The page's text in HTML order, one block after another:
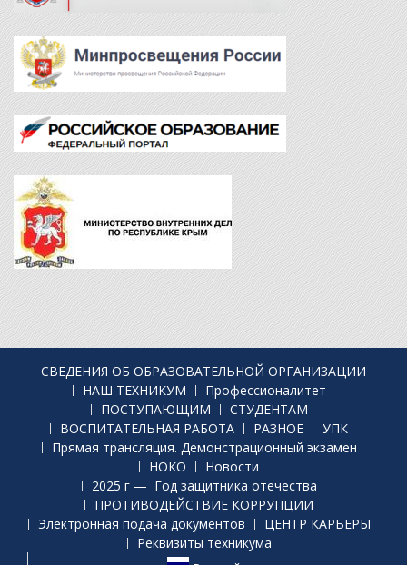
СВЕДЕНИЯ ОБ ОБРАЗОВАТЕЛЬНОЙ ОРГАНИЗАЦИИ
НАШ ТЕХНИКУМ
Профессионалитет
ПОСТУПАЮЩИМ
СТУДЕНТАМ
ВОСПИТАТЕЛЬНАЯ РАБОТА
РАЗНОЕ
УПК
Прямая трансляция. Демонстрационный экзамен
НОКО
Новости
2025 г — Год защитника отечества
ПРОТИВОДЕЙСТВИЕ КОРРУПЦИИ
Электронная подача документов
ЦЕНТР КАРЬЕРЫ
Реквизиты техникума